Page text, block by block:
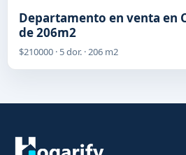
Departamento en venta en
de 206m2
$210000 · 5 dor. · 206 m2